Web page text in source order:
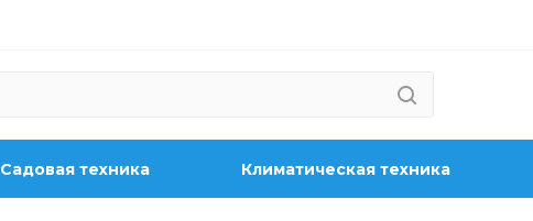
Садовая техника Климатическая техника